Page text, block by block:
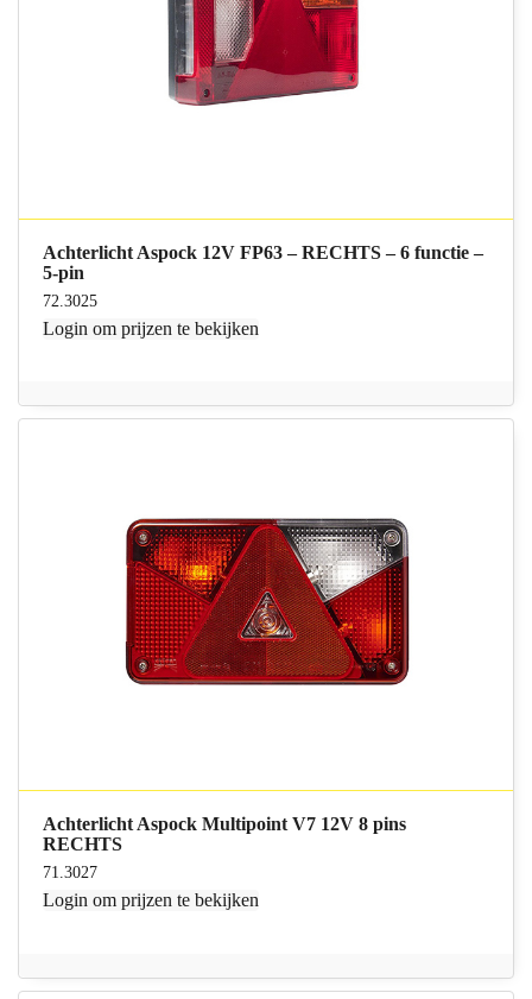
Achterlicht Aspock 12V FP63 – RECHTS – 6 functie –
5-pin
72.3025
Login om prijzen te bekijken
Achterlicht Aspock Multipoint V7 12V 8 pins
RECHTS
71.3027
Login om prijzen te bekijken